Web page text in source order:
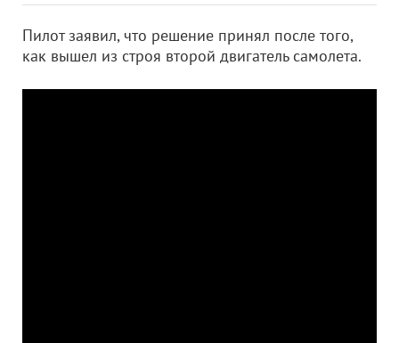
Пилот заявил, что решение принял после того,
как вышел из строя второй двигатель самолета.